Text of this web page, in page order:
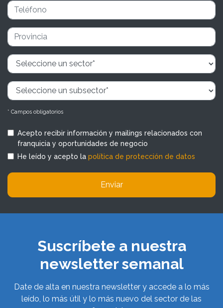
* Campos obligatorios
Acepto recibir información y mailings relacionados con
franquicia y oportunidades de negocio
He leído y acepto la política de protección de datos
Enviar
Suscríbete a nuestra
newsletter semanal
Date de alta en nuestra newsletter y accede a lo más
leído, lo más útil y lo más nuevo del sector de las